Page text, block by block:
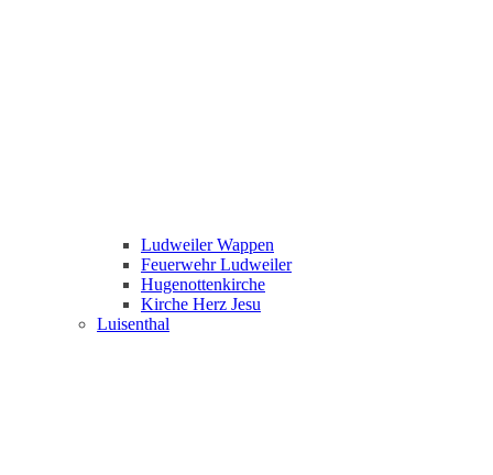
Ludweiler Wappen
Feuerwehr Ludweiler
Hugenottenkirche
Kirche Herz Jesu
Luisenthal